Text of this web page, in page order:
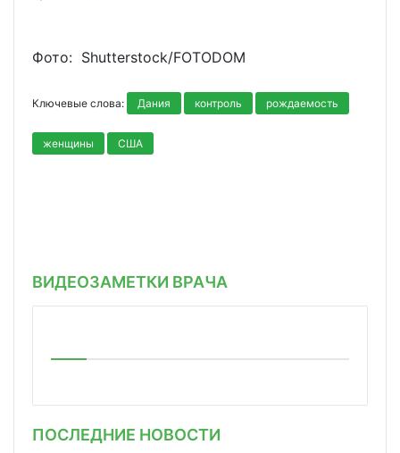
Фото: Shutterstoсk/FOTODOM
Ключевые слова: Дания контроль рождаемость
женщины США
ВИДЕОЗАМЕТКИ ВРАЧА
ПОСЛЕДНИЕ НОВОСТИ